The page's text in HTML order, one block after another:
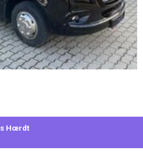
Hœrdt